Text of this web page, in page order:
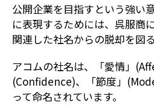
公開企業を目指すという強い
に表現するためには、呉服商
関連した社名からの脱却を図
アコムの社名は、「愛情」
(Confidence)、「節度」
って命名されています。